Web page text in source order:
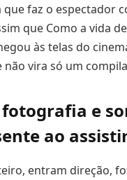
faz o espectador
que Como a vida
às telas do
não vira só um
e
ao
entram direção,